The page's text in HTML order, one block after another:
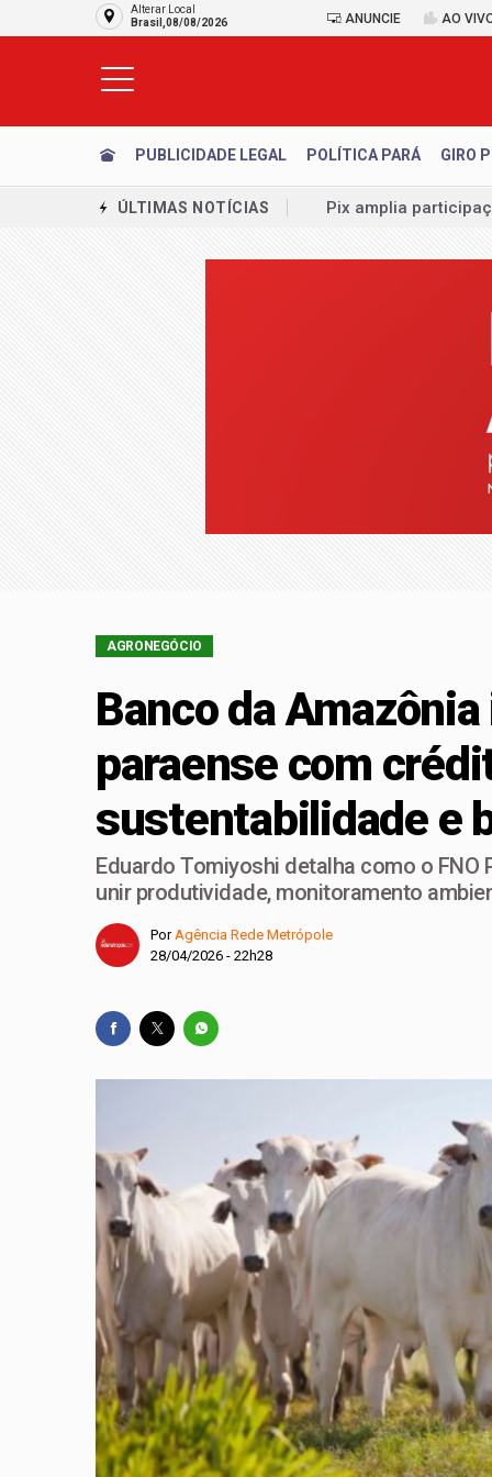
Alterar Local
Brasil,08/08/2026
ANUNCIE AO
PUBLICIDADE LEGAL POLÍTICA PARÁ GIRO
ÚLTIMAS NOTÍCIAS
Pix amplia
Leilões de petróleo
CNC:
Engenho Belém
AGRONEGÓCIO
Banco da
paraense com
sustentabilidade e
Eduardo Tomiyoshi detalha como o
unir produtividade, monitoramento
PorAgência Rede Metrópole
28/04/2026 - 22h28